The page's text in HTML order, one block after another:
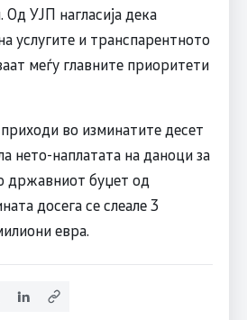
УЈП нагласија дека
услугите и транспарентното
меѓу главните приоритети
во изминатите десет
нето-наплатата на даноци за
државниот буџет од
досега се слеале 3
евра.